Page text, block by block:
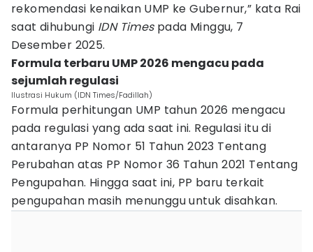
rekomendasi kenaikan UMP ke Gubernur,” kata Rai
saat dihubungi IDN Times pada Minggu, 7
Desember 2025.
Formula terbaru UMP 2026 mengacu pada
sejumlah regulasi
Ilustrasi Hukum (IDN Times/Fadillah)
Formula perhitungan UMP tahun 2026 mengacu
pada regulasi yang ada saat ini. Regulasi itu di
antaranya PP Nomor 51 Tahun 2023 Tentang
Perubahan atas PP Nomor 36 Tahun 2021 Tentang
Pengupahan. Hingga saat ini, PP baru terkait
pengupahan masih menunggu untuk disahkan.